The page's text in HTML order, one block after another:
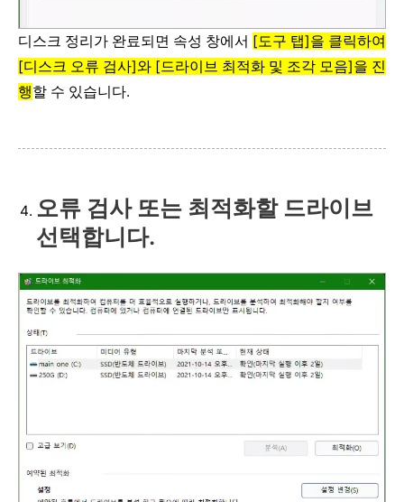
디스크 정리가 완료되면 속성 창에서 [도구 탭]을 클릭하여
[디스크 오류 검사]와 [드라이브 최적화 및 조각 모음]을 진
행할 수 있습니다.
오류 검사 또는 최적화할 드라이브
선택합니다.